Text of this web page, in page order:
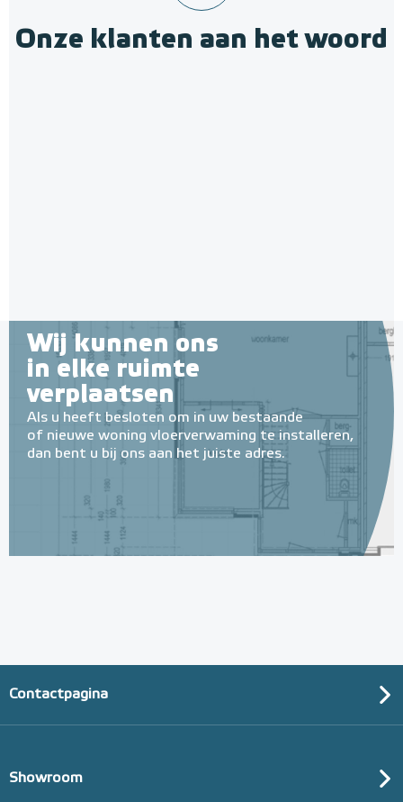
Randisolatie, 5mm dik en
Onze klanten aan het woord
Wij kunnen ons
in elke ruimte
verplaatsen
Als u heeft besloten om in uw bestaande
of nieuwe woning vloerverwaming te installeren,
dan bent u bij ons aan het juiste adres.
Contactpagina
Showroom